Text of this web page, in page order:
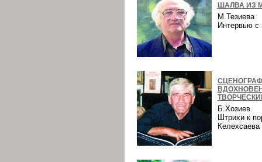
ШАЛВА ИЗ
М.Тезиева
Интервью
Б.Хозиев
Штрихи к